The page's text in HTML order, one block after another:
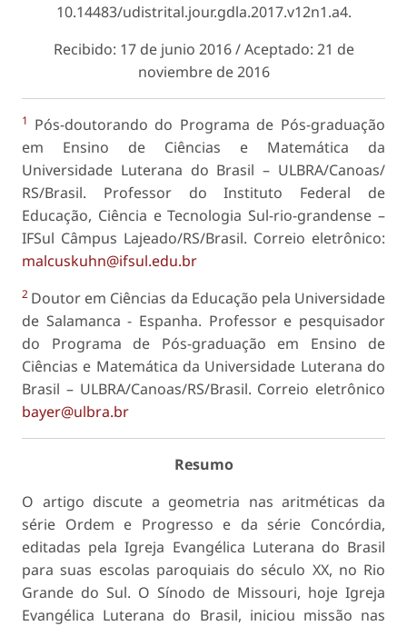
10.14483/udistrital.jour.gdla.2017.v12n1.a4.
Recibido: 17 de junio 2016 / Aceptado: 21 de
noviembre de 2016
1 Pós-doutorando do Programa de Pós-graduação
em Ensino de Ciências e Matemática da
Universidade Luterana do Brasil – ULBRA/Canoas/
RS/Brasil. Professor do Instituto Federal de
Educação, Ciência e Tecnologia Sul-rio-grandense –
IFSul Câmpus Lajeado/RS/Brasil. Correio eletrônico:
malcuskuhn@ifsul.edu.br
2 Doutor em Ciências da Educação pela Universidade
de Salamanca - Espanha. Professor e pesquisador
do Programa de Pós-graduação em Ensino de
Ciências e Matemática da Universidade Luterana do
Brasil – ULBRA/Canoas/RS/Brasil. Correio eletrônico
bayer@ulbra.br
Resumo
O artigo discute a geometria nas aritméticas da
série Ordem e Progresso e da série Concórdia,
editadas pela Igreja Evangélica Luterana do Brasil
para suas escolas paroquiais do século XX, no Rio
Grande do Sul. O Sínodo de Missouri, hoje Igreja
Evangélica Luterana do Brasil, iniciou missão nas